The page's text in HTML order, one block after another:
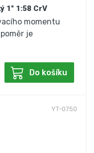
1" 1:58 CrV
momentu
je
Do košíku
YT-0750